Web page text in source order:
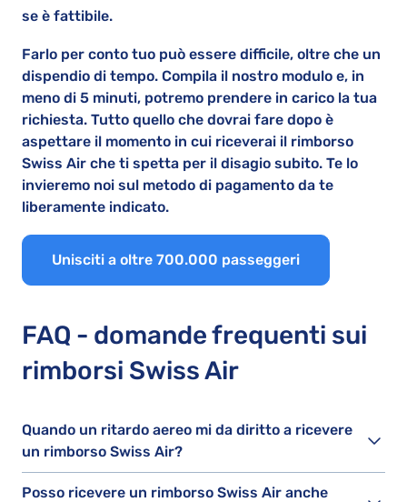
se è fattibile.
Farlo per conto tuo può essere difficile, oltre che un
dispendio di tempo. Compila il nostro modulo e, in
meno di 5 minuti, potremo prendere in carico la tua
richiesta. Tutto quello che dovrai fare dopo è
aspettare il momento in cui riceverai il rimborso
Swiss Air che ti spetta per il disagio subito. Te lo
invieremo noi sul metodo di pagamento da te
liberamente indicato.
Unisciti a oltre 700.000 passeggeri
FAQ - domande frequenti sui
rimborsi Swiss Air
Quando un ritardo aereo mi da diritto a ricevere
un rimborso Swiss Air?
Posso ricevere un rimborso Swiss Air anche